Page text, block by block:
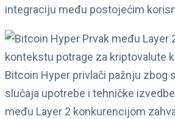
integraciju među postojećim
kontekstu potrage za kriptovalute
Bitcoin Hyper privlači pažnju zbog
slučaja upotrebe i tehničke
među Layer 2 konkurencijom